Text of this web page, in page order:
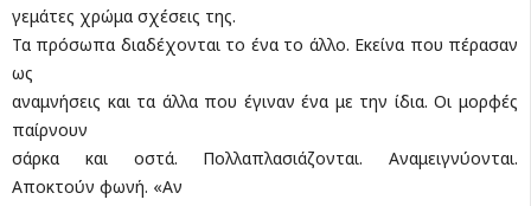
γεμάτες χρώμα σχέσεις της.
Τα πρόσωπα διαδέχονται το ένα το άλλο. Εκείνα που πέρασαν
ως
αναμνήσεις και τα άλλα που έγιναν ένα με την ίδια. Οι μορφές
παίρνουν
σάρκα και οστά. Πολλαπλασιάζονται. Αναμειγνύονται.
Αποκτούν φωνή. «Αν